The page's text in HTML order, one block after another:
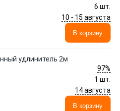
6 шт.
10 - 15 августа
В корзину
удлинитель 2м
97%
1 шт.
14 августа
В корзину